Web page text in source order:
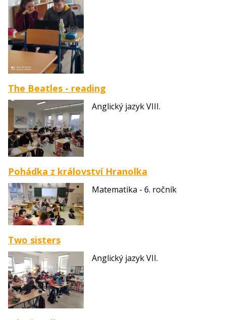
The Beatles - reading
Anglický jazyk VIII.
Pohádka z království Hranolka
Matematika - 6. ročník
Two sisters
Anglický jazyk VII.